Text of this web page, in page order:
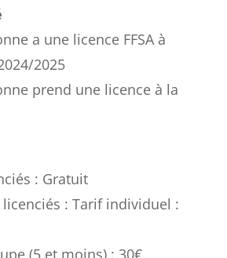
a une licence FFSA à
2025
prend une licence à la
: Gratuit
: Tarif individuel :
(5 et moins) : 30€